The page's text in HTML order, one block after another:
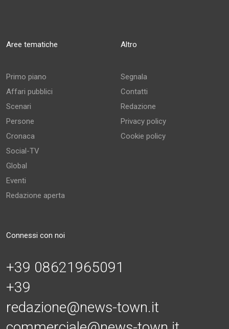
Aree tematiche
Primo piano
Affari pubblici
Scenari
Persone
Cronaca
Social-TV
Global
Eventi
Redazione aperta
Altro
Segnala
Contatti
Redazione
Privacy policy
Cookie policy
Connessi con noi
+39 08621965091
+39
redazione@news-town.it